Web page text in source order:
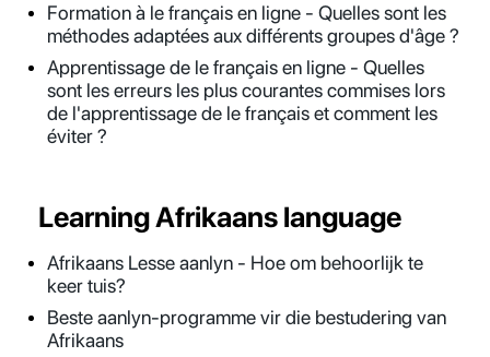
Formation à le français en ligne - Quelles sont les
méthodes adaptées aux différents groupes d'âge ?
Apprentissage de le français en ligne - Quelles
sont les erreurs les plus courantes commises lors
de l'apprentissage de le français et comment les
éviter ?
Learning Afrikaans language
Afrikaans Lesse aanlyn - Hoe om behoorlijk te
keer tuis?
Beste aanlyn-programme vir die bestudering van
Afrikaans